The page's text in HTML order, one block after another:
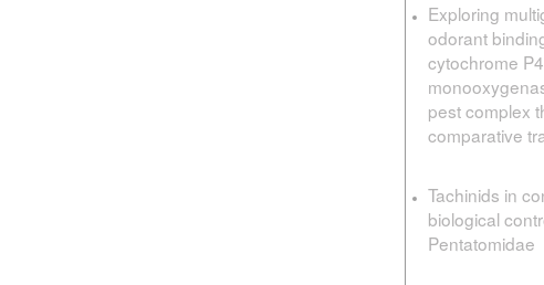
Exploring
odorant
cytochrome
pest complex
comparative
Tachinids in
biological
Pentatomidae